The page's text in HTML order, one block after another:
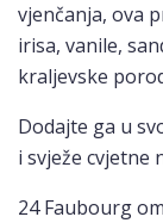
vjenčanja, ova
irisa, vanile,
kraljevske
Dodajte ga u
i svježe cvjetne
24 Faubourg